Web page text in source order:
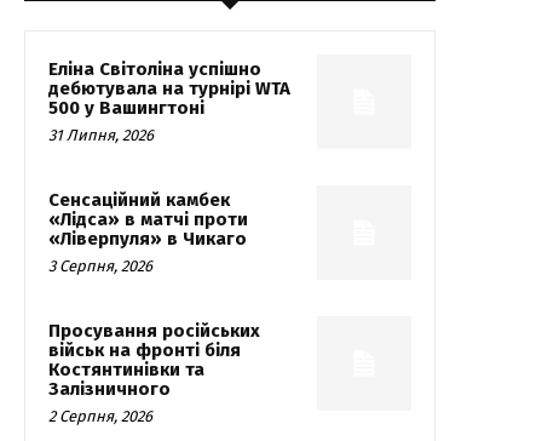
Еліна Світоліна успішно
дебютувала на турнірі WTA
500 у Вашингтоні
31 Липня, 2026
Сенсаційний камбек
«Лідса» в матчі проти
«Ліверпуля» в Чикаго
3 Серпня, 2026
Просування російських
військ на фронті біля
Костянтинівки та
Залізничного
2 Серпня, 2026